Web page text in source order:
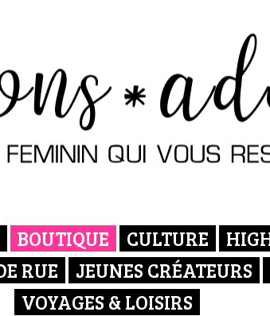
BOUTIQUE CULTURE
RUE JEUNES CRÉATEURS
VOYAGES & LOISIRS